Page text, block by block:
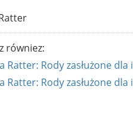
równiez:
Ratter: Rody zasłużone
Ratter: Rody zasłużone